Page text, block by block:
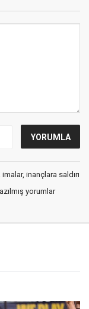
inançlara saldırı
yorumlar